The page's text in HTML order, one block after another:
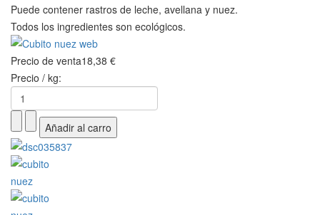
Puede contener rastros de leche, avellana y nuez.
Todos los ingredientes son ecológicos.
Precio de venta18,38 €
Precio / kg: